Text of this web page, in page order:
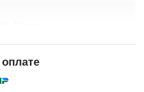
через приложение. Всегда
спасибо за настроение